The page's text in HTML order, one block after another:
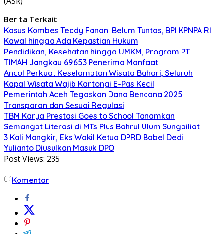
Berita Terkait
Kasus Kombes Teddy Fanani Belum Tuntas, BPI KPNPA RI
Kawal hingga Ada Kepastian Hukum
Pendidikan, Kesehatan hingga UMKM, Program PT
TIMAH Jangkau 69.653 Penerima Manfaat
Ancol Perkuat Keselamatan Wisata Bahari, Seluruh
Kapal Wisata Wajib Kantongi E-Pas Kecil
Pemerintah Aceh Tegaskan Dana Bencana 2025
Transparan dan Sesuai Regulasi
TBM Karya Prestasi Goes to School Tanamkan
Semangat Literasi di MTs Plus Bahrul Ulum Sungailiat
3 Kali Mangkir, Eks Wakil Ketua DPRD Babel Dedi
Yulianto Diusulkan Masuk DPO
Post Views: 235
Komentar